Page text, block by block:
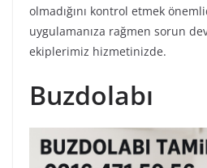
olmadığını kontrol etmek
uygulamanıza rağmen sorun
ekiplerimiz hizmetinizde.
Buzdolabı